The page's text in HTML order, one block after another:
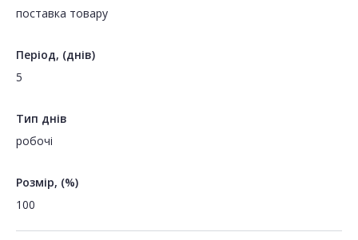
поставка товару
Період, (днів)
5
Тип днів
робочі
Розмір, (%)
100